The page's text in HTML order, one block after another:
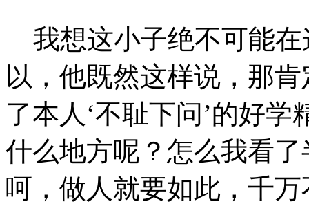
我想这小子绝不可能在
以，他既然这样说，那
了本人‘不耻下问’的好
什么地方呢？怎么我看
呵，做人就要如此，千